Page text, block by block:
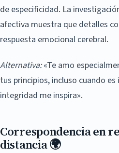
de especificidad. La
afectiva muestra que detalles
respuesta emocional cerebral.
Alternativa:«Te amo
tus principios, incluso cuando es
integridad me inspira».
Correspondencia en
distancia 🌍